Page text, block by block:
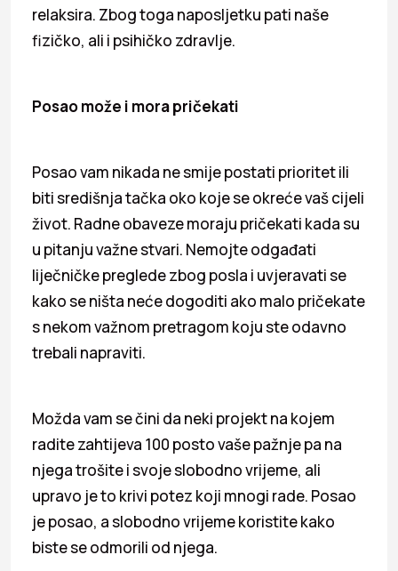
relaksira. Zbog toga naposljetku pati naše
fizičko, ali i psihičko zdravlje.
Posao može i mora pričekati
Posao vam nikada ne smije postati prioritet ili
biti središnja tačka oko koje se okreće vaš cijeli
život. Radne obaveze moraju pričekati kada su
u pitanju važne stvari. Nemojte odgađati
liječničke preglede zbog posla i uvjeravati se
kako se ništa neće dogoditi ako malo pričekate
s nekom važnom pretragom koju ste odavno
trebali napraviti.
Možda vam se čini da neki projekt na kojem
radite zahtijeva 100 posto vaše pažnje pa na
njega trošite i svoje slobodno vrijeme, ali
upravo je to krivi potez koji mnogi rade. Posao
je posao, a slobodno vrijeme koristite kako
biste se odmorili od njega.